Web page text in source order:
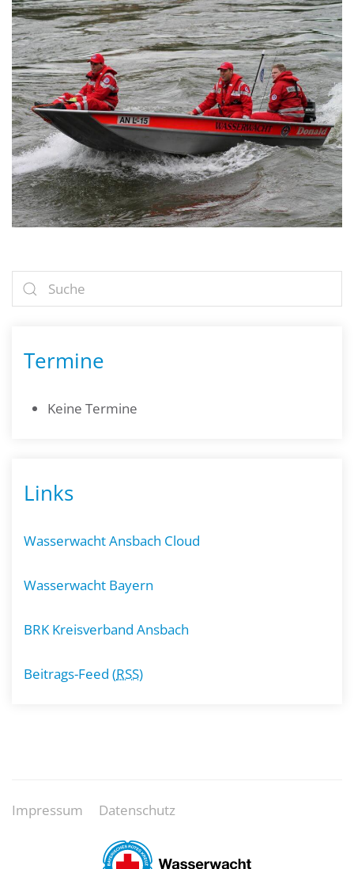
Termine
Keine Termine
Links
Wasserwacht Ansbach Cloud
Wasserwacht Bayern
BRK Kreisverband Ansbach
Beitrags-Feed (RSS)
Impressum Datenschutz